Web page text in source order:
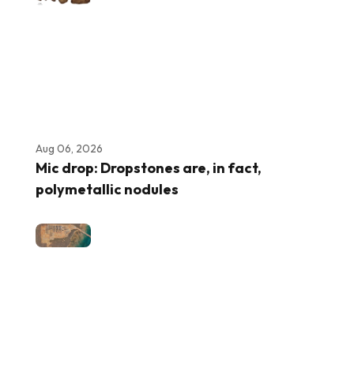
Aug 06, 2026
Mic drop: Dropstones are, in fact,
polymetallic nodules